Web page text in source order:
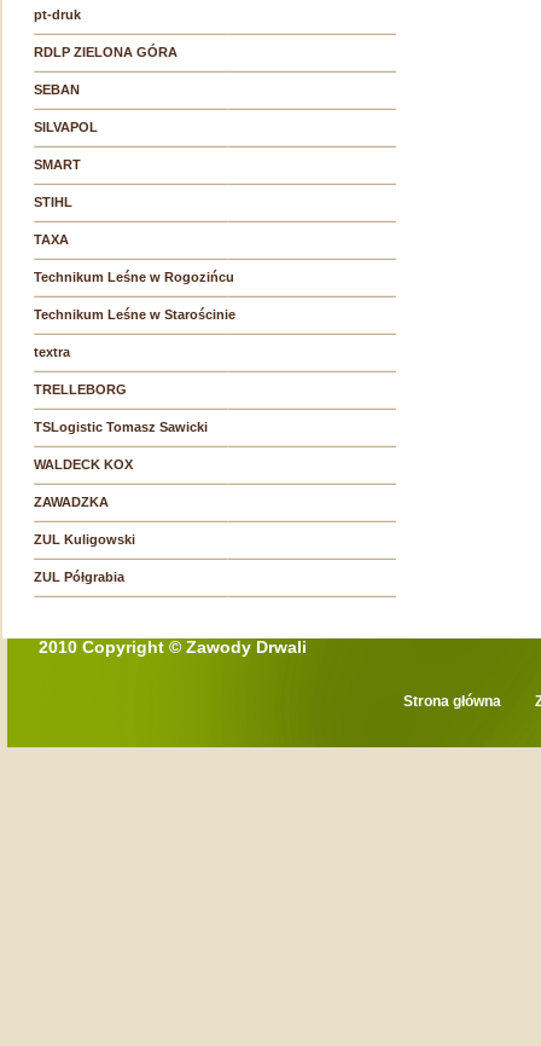
pt-druk
RDLP ZIELONA GÓRA
SEBAN
SILVAPOL
SMART
STIHL
TAXA
Technikum Leśne w Rogozińcu
Technikum Leśne w Starościnie
textra
TRELLEBORG
TSLogistic Tomasz Sawicki
WALDECK KOX
ZAWADZKA
ZUL Kuligowski
ZUL Półgrabia
2010 Copyright © Zawody Drwali
Strona główna